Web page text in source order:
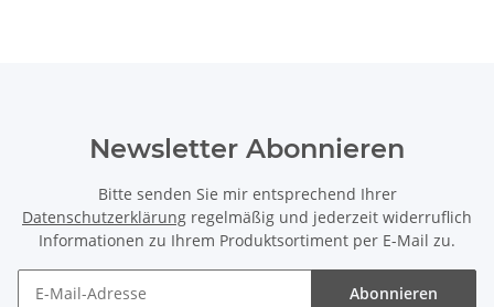
Newsletter Abonnieren
Bitte senden Sie mir entsprechend Ihrer
Datenschutzerklärung regelmäßig und jederzeit widerruflich
Informationen zu Ihrem Produktsortiment per E-Mail zu.
Abonnieren